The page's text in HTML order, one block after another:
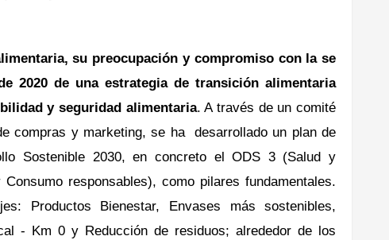
su preocupación y compromiso con la se
2020de una estrategia de transición alimentaria
y seguridad alimentaria. A través de un comité
compras y marketing, se ha desarrollado un plan de
Sostenible 2030, en concreto el ODS 3 (Salud y
Consumo responsables), como pilares fundamentales.
Productos Bienestar, Envases más
sostenibles,
- Km 0 y Reducción de residuos; alrededor de los